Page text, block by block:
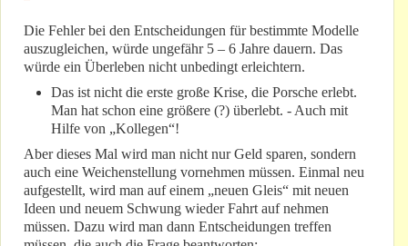
Die Fehler bei den Entscheidungen für bestimmte Modelle
auszugleichen, würde ungefähr 5 – 6 Jahre dauern. Das
würde ein Überleben nicht unbedingt erleichtern.
Das ist nicht die erste große Krise, die Porsche erlebt.
Man hat schon eine größere (?) überlebt. - Auch mit
Hilfe von „Kollegen“!
Aber dieses Mal wird man nicht nur Geld sparen, sondern
auch eine Weichenstellung vornehmen müssen. Einmal neu
aufgestellt, wird man auf einem „neuen Gleis“ mit neuen
Ideen und neuem Schwung wieder Fahrt auf nehmen
müssen. Dazu wird man dann Entscheidungen treffen